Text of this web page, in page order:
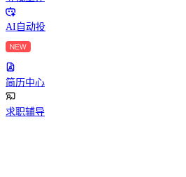
AI自动投
简历中心
求职辅导